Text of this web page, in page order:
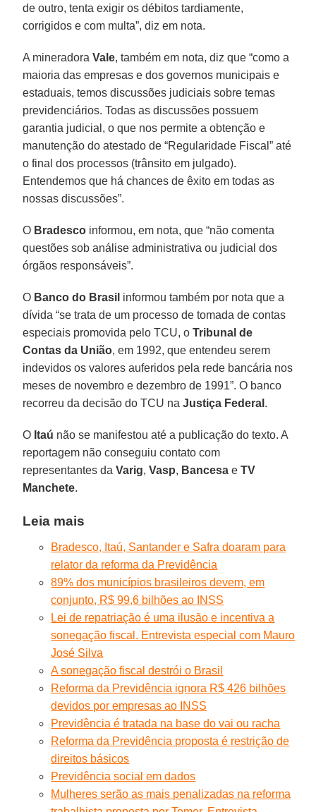
de outro, tenta exigir os débitos tardiamente,
corrigidos e com multa”, diz em nota.
A mineradoraVale, também em nota, diz que “como a
maioria das empresas e dos governos municipais e
estaduais, temos discussões judiciais sobre temas
previdenciários. Todas as discussões possuem
garantia judicial, o que nos permite a obtenção e
manutenção do atestado de “Regularidade Fiscal” até
o final dos processos (trânsito em julgado).
Entendemos que há chances de êxito em todas as
nossas discussões”.
O Bradesco informou, em nota, que “não comenta
questões sob análise administrativa ou judicial dos
órgãos responsáveis”.
O Banco do Brasil informou também por nota que a
dívida “se trata de um processo de tomada de contas
especiais promovida pelo TCU, oTribunal de
Contas da União, em 1992, que entendeu serem
indevidos os valores auferidos pela rede bancária nos
meses de novembro e dezembro de 1991”. O banco
recorreu da decisão do TCU naJustiça Federal .
O Itaú não se manifestou até a publicação do texto. A
reportagem não conseguiu contato com
representantes daVarig,Vasp, Bancesa eTV
Manchete.
Leia mais
Bradesco, Itaú, Santander e Safra doaram para
relator da reforma da Previdência
89% dos municípios brasileiros devem, em
conjunto, R$ 99,6 bilhões ao INSS
Lei de repatriação é uma ilusão e incentiva a
sonegação fiscal. Entrevista especial com Mauro
José Silva
A sonegação fiscal destrói o Brasil
Reforma da Previdência ignora R$ 426 bilhões
devidos por empresas ao INSS
Previdência é tratada na base do vai ou racha
Reforma da Previdência proposta é restrição de
direitos básicos
Previdência social em dados
Mulheres serão as mais penalizadas na reforma